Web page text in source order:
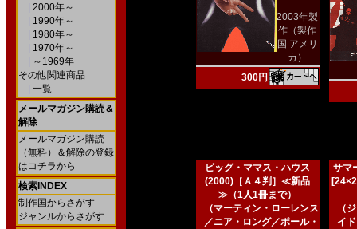
2000年～
1990年～
1980年～
1970年～
～1969年
その他関連商品
一覧
メールマガジン購読＆
解除
メールマガジン購読
（無料）＆解除の登録
はコチラから
検索INDEX
制作国からさがす
ジャンルからさがす
2003年製
作（製作
国 アメリ
カ）
300円
ビッグ・ママス・ハウス
(2000)［Ａ４判］≪新品
≫（1人1冊まで）
（マーティン・ローレンス
／ニア・ロング／ポール・
サマ
（
イ